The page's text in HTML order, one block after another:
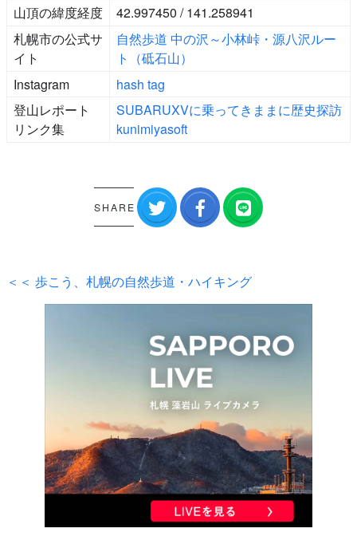
山頂の緯度経度
42.997450 / 141.258941
札幌市の公式サ
イト
自然歩道 中の沢～小林峠・源八沢ルー
ト（砥石山）
Instagram
hash tag
登山レポート
リンク集
SUBARUXVに乗ってきままに歴史探訪
kunimiyasoft
SHARE
＜＜ 歩こう、札幌の自然歩道・ハイキング